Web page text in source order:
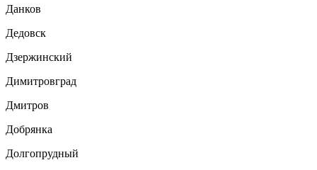
Данков
Дедовск
Дзержинский
Димитровград
Дмитров
Добрянка
Долгопрудный